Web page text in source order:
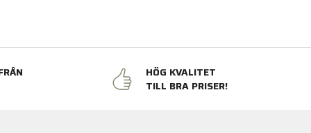
HÖG KVALITET
TILL BRA PRISER!